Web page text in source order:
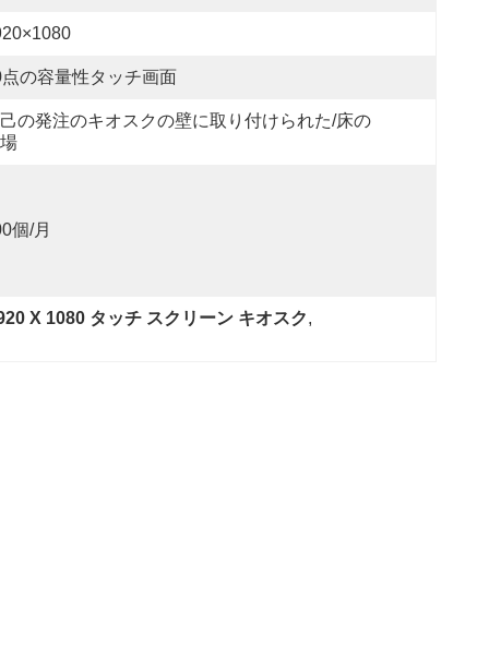
の容量性タッチ画面
の発注のキオスクの壁に取り付けられた/床の
個/月
X 1080 タッチ スクリーン キオスク,